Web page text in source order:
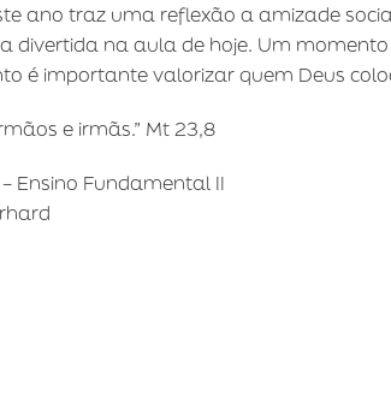
ano traz uma reflexão a amizade
divertida na aula de hoje. Um
é importante valorizar quem Deus
e irmãs.” Mt 23,8
Ensino Fundamental II